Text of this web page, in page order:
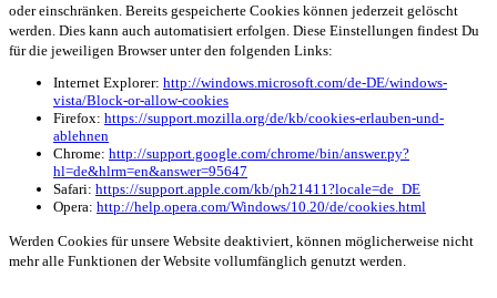
oder einschränken. Bereits gespeicherte Cookies können jederzeit gelöscht
werden. Dies kann auch automatisiert erfolgen. Diese Einstellungen findest Du
für die jeweiligen Browser unter den folgenden Links:
Internet Explorer: http://windows.microsoft.com/de-DE/windows-
vista/Block-or-allow-cookies
Firefox: https://support.mozilla.org/de/kb/cookies-erlauben-und-
ablehnen
Chrome: http://support.google.com/chrome/bin/answer.py?
hl=de&hlrm=en&answer=95647
Safari: https://support.apple.com/kb/ph21411?locale=de_DE
Opera: http://help.opera.com/Windows/10.20/de/cookies.html
Werden Cookies für unsere Website deaktiviert, können möglicherweise nicht
mehr alle Funktionen der Website vollumfänglich genutzt werden.